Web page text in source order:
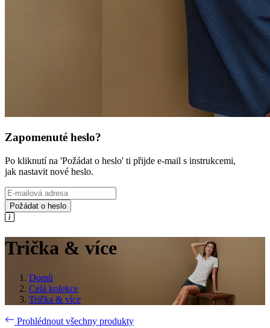
Zapomenuté heslo?
Po kliknutí na 'Požádat o heslo' ti přijde e-mail s instrukcemi,
jak nastavit nové heslo.
Požádat o heslo
Trička & více
Domů
Celá kolekce
Trička & více
Prohlédnout všechny produkty